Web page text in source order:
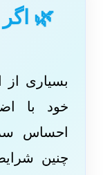
🌿
بسیاری
خود با
احساس
چنین